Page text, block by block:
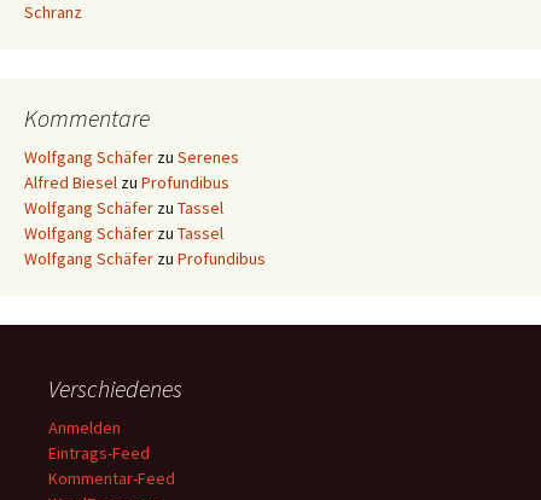
Schranz
Kommentare
Wolfgang Schäfer zu Serenes
Alfred Biesel zu Profundibus
Wolfgang Schäfer zu Tassel
Wolfgang Schäfer zu Tassel
Wolfgang Schäfer zu Profundibus
Verschiedenes
Anmelden
Eintrags-Feed
Kommentar-Feed